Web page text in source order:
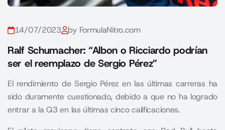
14/07/2023 by FormulaNitro.com
Ralf Schumacher: “Albon o Ricciardo podrían
ser el reemplazo de Sergio Pérez”
El rendimiento de Sergio Pérez en las últimas carreras ha
sido duramente cuestionado, debido a que no ha logrado
entrar a la Q3 en las últimas cinco calificaciones.